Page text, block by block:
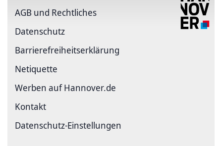
AGB und Rechtliches
Datenschutz
Barriere­freiheits­erklärung
Netiquette
Werben auf Hannover.de
Kontakt
Datenschutz-Einstellungen